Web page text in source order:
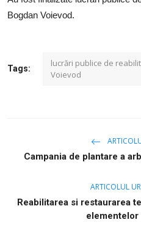
Bogdan Voievod.
Tags:
lucrări publice de
Voievod
Campania de plantare a
ARTICOLUL
Reabilitarea si restaurarea
elementelor